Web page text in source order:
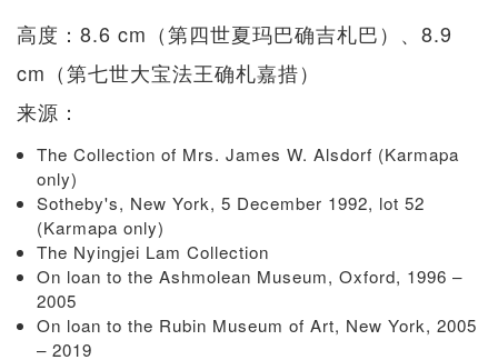
高度：8.6 cm（第四世夏玛巴确吉札巴）、8.9
cm（第七世大宝法王确札嘉措）
来源：
The Collection of Mrs. James W. Alsdorf (Karmapa
only)
Sotheby's, New York, 5 December 1992, lot 52
(Karmapa only)
The Nyingjei Lam Collection
On loan to the Ashmolean Museum, Oxford, 1996 –
2005
On loan to the Rubin Museum of Art, New York, 2005
– 2019